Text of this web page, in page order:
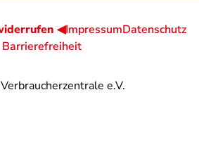
Verbraucherzentrale e.V.
◀ImpressumDatenschutz
Barrierefreiheit